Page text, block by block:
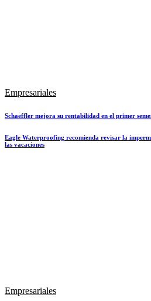
Empresariales
Schaeffler mejora su rentabilidad en el primer
Eagle Waterproofing recomienda revisar la
las vacaciones
Empresariales